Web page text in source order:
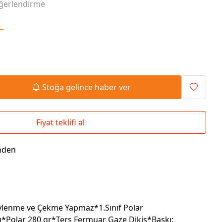
Seyahat Çantaları
Stoğa gelince haber ver
Fiyat teklifi al
ve Çekme Yapmaz*1.Sınıf Polar
280 gr*Ters Fermuar Gaze Dikiş*Baskı: